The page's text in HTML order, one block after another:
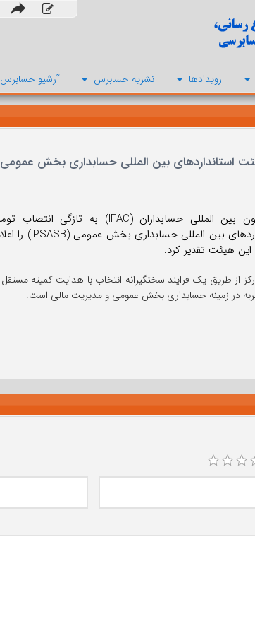
رویدادها نشریه حسابرس آرشیو حسابرس
استانداردهای بین المللی حسابداری بخش عمومی
هیئت تقدیر کرد.
در زمینه حسابداری بخش عمومی و مدیریت مالی است.